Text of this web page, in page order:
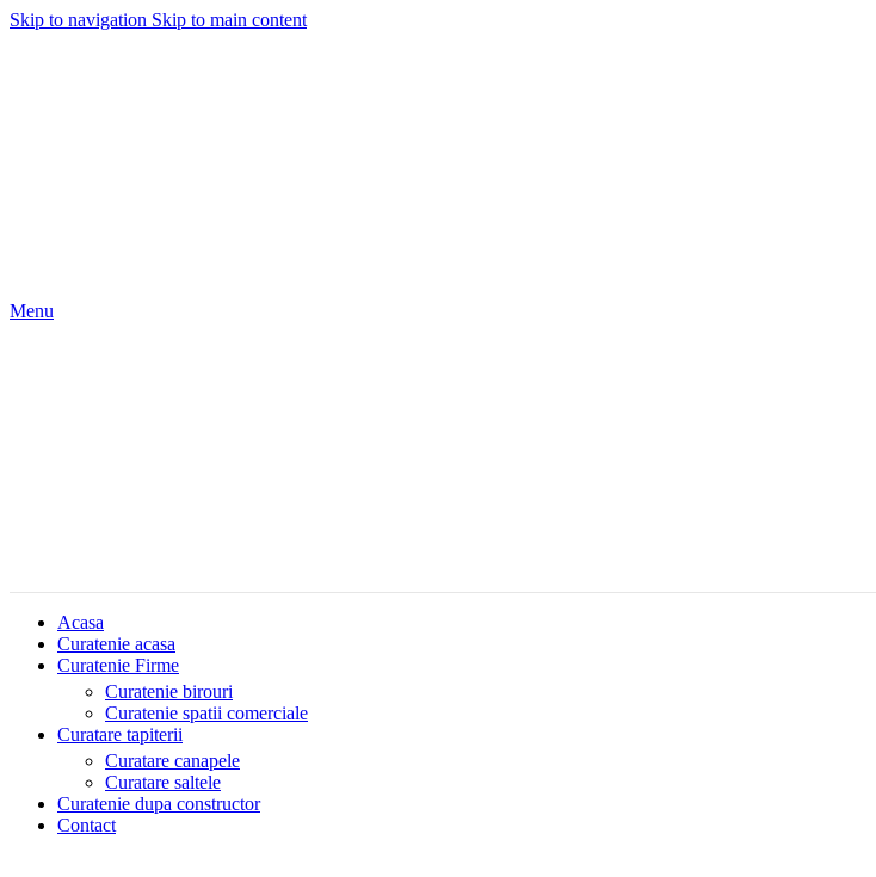
Skip to navigation Skip to main content
Menu
Acasa
Curatenie acasa
Curatenie Firme
Curatenie birouri
Curatenie spatii comerciale
Curatare tapiterii
Curatare canapele
Curatare saltele
Curatenie dupa constructor
Contact